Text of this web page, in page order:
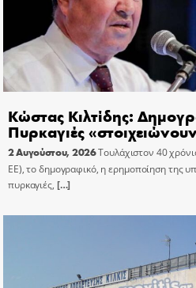
Κώστας Κιλτίδης:
Πυρκαγιές
2 Αυγούστου, 2026Τουλάχιστον 40
ΕΕ), το δημογραφικό, η ερημοποίηση της
πυρκαγιές, […]